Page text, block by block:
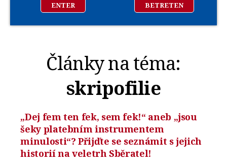
ENTER BETRETEN
Články na téma:
skripofilie
„Dej fem ten fek, sem fek!“ aneb „jsou
šeky platebním instrumentem
minulosti“? Přijďte se seznámit s jejich
historií na veletrh Sběratel!